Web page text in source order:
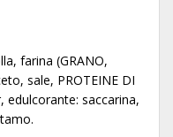
farina (GRANO,
sale, PROTEINE DI
edulcorante: saccarina,